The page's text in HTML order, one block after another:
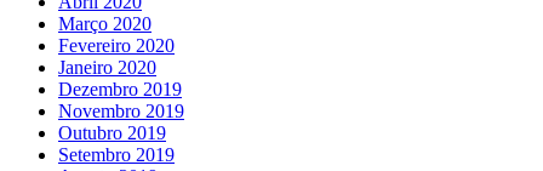
Março 2020
Fevereiro 2020
Janeiro 2020
Dezembro 2019
Novembro 2019
Outubro 2019
Setembro 2019